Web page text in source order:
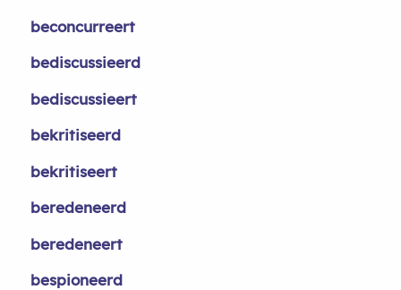
beconcurreert
bediscussieerd
bediscussieert
bekritiseerd
bekritiseert
beredeneerd
beredeneert
bespioneerd